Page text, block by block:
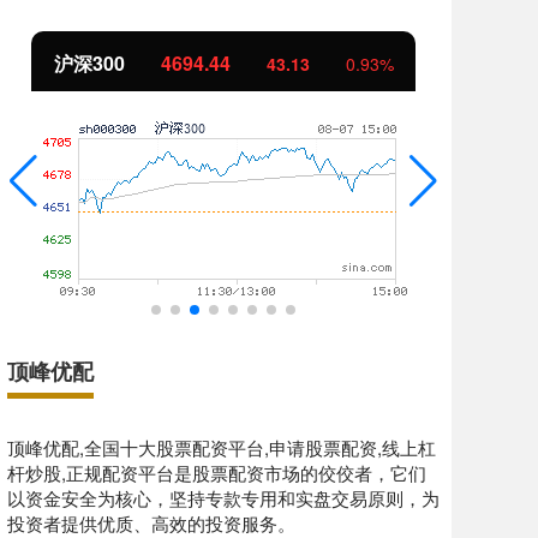
北证50 1134.24 11.37 1.01%
顶峰优配
顶峰优配,全国十大股票配资平台,申请股票配资,线上杠
杆炒股,正规配资平台是股票配资市场的佼佼者，它们
以资金安全为核心，坚持专款专用和实盘交易原则，为
投资者提供优质、高效的投资服务。